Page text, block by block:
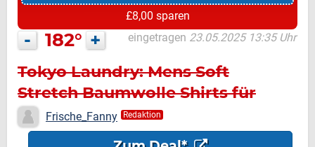
£8,00 sparen
- 182° + eingetragen 23.05.2025 13:35 Uhr
Tokyo Laundry: Mens Soft
Stretch Baumwolle Shirts für
nur £6,99
Frische_Fanny Redaktion